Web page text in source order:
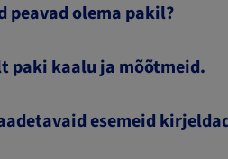
peavad olema pakil?
paki kaalu ja mõõtmeid.
esemeid